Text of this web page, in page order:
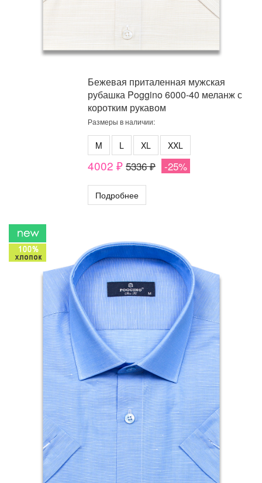
Бежевая приталенная мужская
рубашка Poggino 6000-40 меланж с
коротким рукавом
Размеры в наличии:
M L XL XXL
4002 ₽ 5336 ₽ -25%
Подробнее